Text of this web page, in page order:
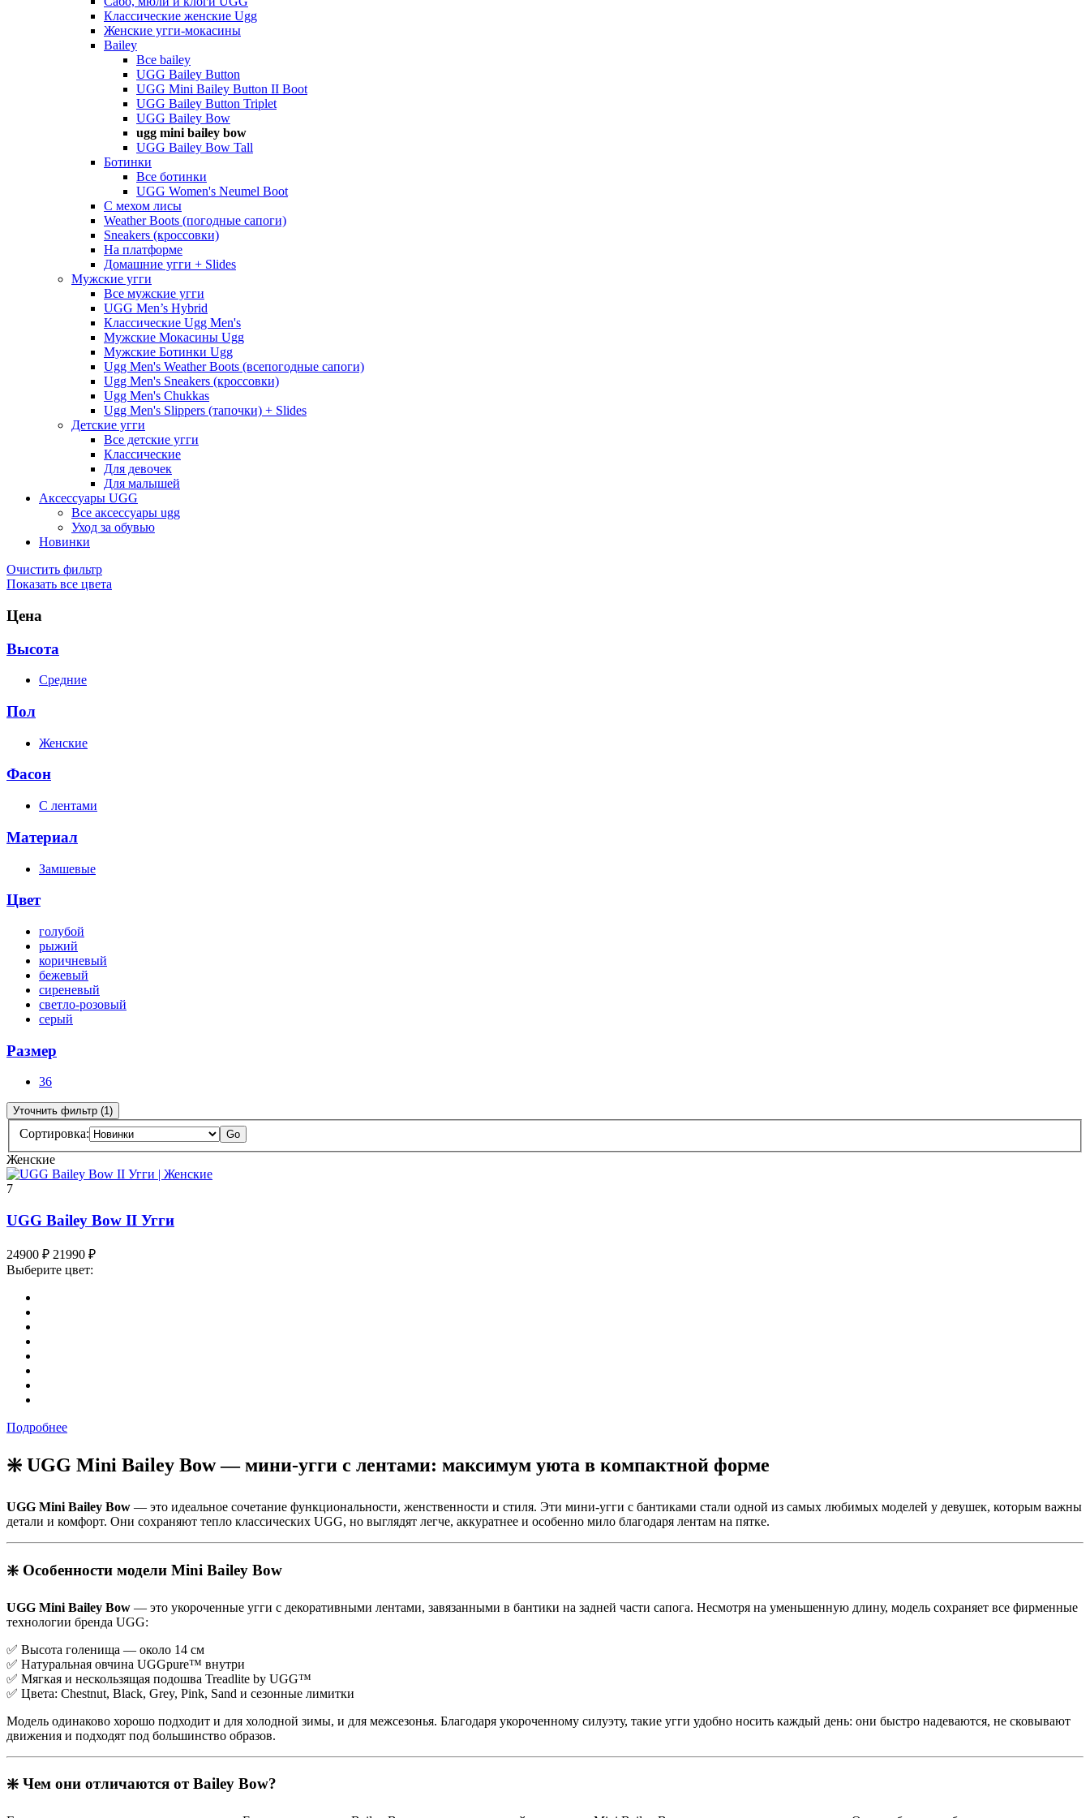
Классические женские Ugg
Женские угги-мокасины
Bailey
Все bailey
UGG Bailey Button
UGG Mini Bailey Button II Boot
UGG Bailey Button Triplet
UGG Bailey Bow
ugg mini bailey bow
UGG Bailey Bow Tall
Ботинки
Все ботинки
UGG Women's Neumel Boot
С мехом лисы
Weather Boots (погодные сапоги)
Sneakers (кроссовки)
На платформе
Домашние угги + Slides
Мужские угги
Все мужские угги
UGG Men’s Hybrid
Классические Ugg Men's
Мужские Мокасины Ugg
Мужские Ботинки Ugg
Ugg Men's Weather Boots (всепогодные сапоги)
Ugg Men's Sneakers (кроссовки)
Ugg Men's Chukkas
Ugg Men's Slippers (тапочки) + Slides
Детские угги
Все детские угги
Классические
Для девочек
Для малышей
Аксессуары UGG
Все аксессуары ugg
Уход за обувью
Новинки
Очистить фильтр
Показать все цвета
Цена
Высота
Средние
Пол
Женские
Фасон
С лентами
Материал
Замшевые
Цвет
голубой
рыжий
коричневый
бежевый
сиреневый
светло-розовый
серый
Размер
36
Уточнить фильтр (1)
Сортировка: Go
Женские
7
UGG Bailey Bow II Угги
24900 ₽ 21990 ₽
Выберите цвет:
Подробнее
❇️ UGG Mini Bailey Bow — мини-угги с лентами: максимум уюта в компактной форме
UGG Mini Bailey Bow — это идеальное сочетание функциональности, женственности и стиля. Эти мини-угги с бантиками стали одной из самых любимых моделей у девушек, которым важны
детали и комфорт. Они сохраняют тепло классических UGG, но выглядят легче, аккуратнее и особенно мило благодаря лентам на пятке.
❇️ Особенности модели Mini Bailey Bow
UGG Mini Bailey Bow — это укороченные угги с декоративными лентами, завязанными в бантики на задней части сапога. Несмотря на уменьшенную длину, модель сохраняет все фирменные
технологии бренда UGG:
✅ Высота голенища — около 14 см
✅ Натуральная овчина UGGpure™ внутри
✅ Мягкая и нескользящая подошва Treadlite by UGG™
✅ Цвета: Chestnut, Black, Grey, Pink, Sand и сезонные лимитки
Модель одинаково хорошо подходит и для холодной зимы, и для межсезонья. Благодаря укороченному силуэту, такие угги удобно носить каждый день: они быстро надеваются, не сковывают
движения и подходят под большинство образов.
❇️ Чем они отличаются от Bailey Bow?